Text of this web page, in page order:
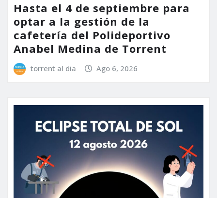
Hasta el 4 de septiembre para
optar a la gestión de la
cafetería del Polideportivo
Anabel Medina de Torrent
torrent al dia Ago 6, 2026